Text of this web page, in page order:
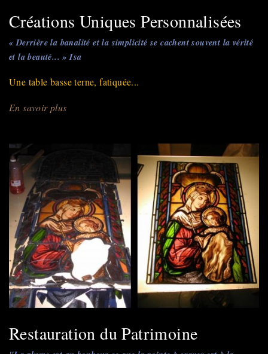
Créations Uniques Personnalisées
« Derrière la banalité et la simplicité se cachent souvent la vérité
et la beauté... » Isa
Une table basse terne, fatiquée...
En savoir plus
Personnalisées
Restauration du Patrimoine